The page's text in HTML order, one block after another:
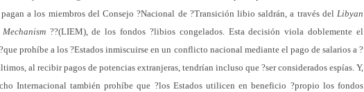
a los miembros del Consejo ?Nacional de ?Transición libio saldrán, a través del Libyan
??(LIEM), de los fondos ?libios congelados. Esta decisión viola doblemente el
prohíbe a los ?Estados inmiscuirse en un conflicto nacional mediante el pago de salarios a ?
al recibir pagos de potencias extranjeras, tendrían incluso que ?ser considerados espías. Y,
Internacional también prohíbe que ?los Estados utilicen en beneficio ?propio los fondos